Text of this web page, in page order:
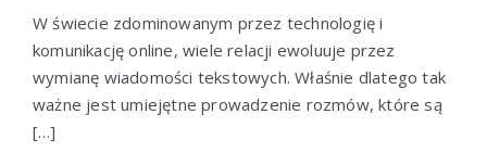
W świecie zdominowanym przez technologię i
komunikację online, wiele relacji ewoluuje przez
wymianę wiadomości tekstowych. Właśnie dlatego tak
ważne jest umiejętne prowadzenie rozmów, które są
[…]